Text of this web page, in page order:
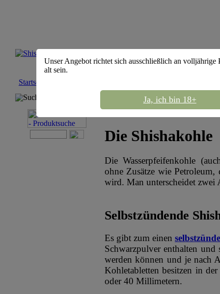
Startseite
Suchmaschine
Die Shishakohle
Die Wasserpfeifenkohle
ohne Zusätze wie Petroleum,
wird. Man unterscheidet zwei
Selbstzündende
Es gibt zum einen
Schwarzpulver enthalten und
werden können und je nach
Kohletabletten besitzen in
oder 40 Millimetern.
Unser Angebot richtet sich ausschließlich an volljährige
alt sein.
Ja, ich bin 18+